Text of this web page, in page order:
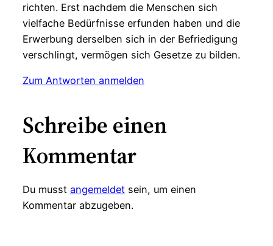
richten. Erst nachdem die Menschen sich
vielfache Bedürfnisse erfunden haben und die
Erwerbung derselben sich in der Befriedigung
verschlingt, vermögen sich Gesetze zu bilden.
Zum Antworten anmelden
Schreibe einen
Kommentar
Du musst angemeldetsein, um einen
Kommentar abzugeben.